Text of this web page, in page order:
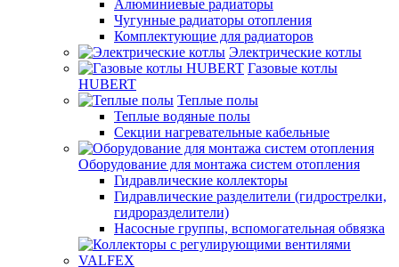
Алюминиевые радиаторы
Чугунные радиаторы отопления
Комплектующие для радиаторов
Электрические котлы
Газовые котлы
HUBERT
Теплые полы
Теплые водяные полы
Секции нагревательные кабельные
Оборудование для монтажа систем отопления
Гидравлические коллекторы
Гидравлические разделители (гидрострелки,
гидроразделители)
Насосные группы, вспомогательная обвязка